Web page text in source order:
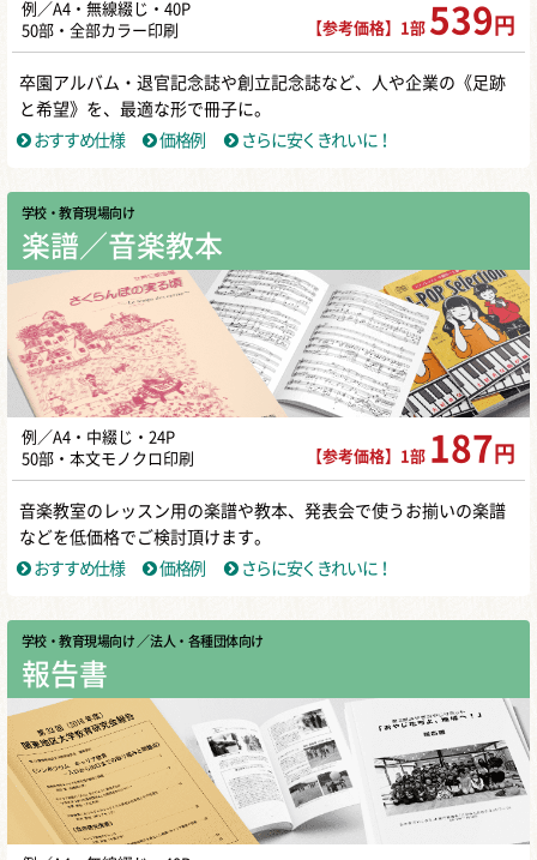
例／A4・無線綴じ・40P
50部・全部カラー印刷
【参考価格】1部 539 円
卒園アルバム・退官記念誌や創立記念誌など、人や企業の《足跡
と希望》を、最適な形で冊子に。
おすすめ仕様
価格例 さらに安くきれいに！
学校・教育現場向け
楽譜／音楽教本
例／A4・中綴じ・24P
50部・本文モノクロ印刷
【参考価格】1部 187 円
音楽教室のレッスン用の楽譜や教本、発表会で使うお揃いの楽譜
などを低価格でご検討頂けます。
おすすめ仕様
価格例 さらに安くきれいに！
学校・教育現場向け ／ 法人・各種団体向け
報告書